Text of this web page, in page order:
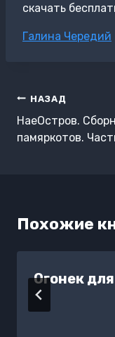
скачать
Метки
Галина Чередий
Навигация
по
записям
НАЗАД
НаеОстров.
памяркотов.
Похожие
Огонек